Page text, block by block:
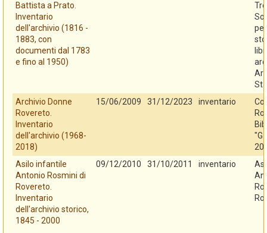
Battista a Prato.
Inventario
dell'archivio (1816 -
1883, con
documenti dal 1783
e fino al 1950)
Archivio Donne
Rovereto.
Inventario
dell'archivio (1968-
2018)
15/06/2009 31/12/2023 inventario
Asilo infantile
Antonio Rosmini di
Rovereto.
Inventario
dell'archivio storico,
1845 - 2000
09/12/2010 31/10/2011 inventario